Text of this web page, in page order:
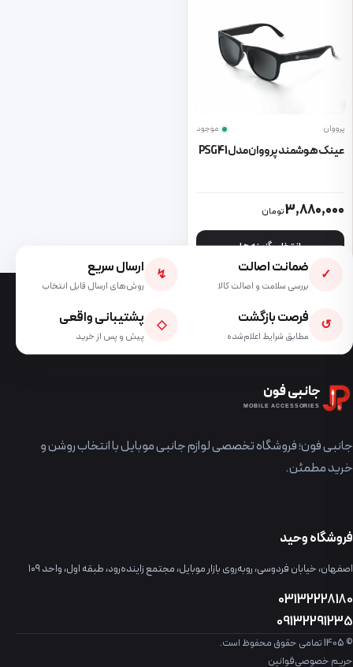
پرووان موجود
عینک هوشمند پرووان مدل PSG41
3,880,000تومان
انتخاب گزینه ها
این محصول دارای انواع مختلفی می باشد. گزینه ها ممکن است در
✓ ضمانت اصالت
بررسی سلامت و اصالت کالا
↯ ارسال سریع
روش‌های ارسال قابل انتخاب
↺ فرصت بازگشت
مطابق شرایط اعلام‌شده
◇ پشتیبانی واقعی
پیش و پس از خرید
جانبی فون
MOBILE ACCESSORIES
جانبی فون؛ فروشگاه تخصصی لوازم جانبی موبایل با انتخاب روشن و
خرید مطمئن.
فروشگاه وحید
اصفهان، خیابان فردوسی، روبه‌روی بازار موبایل، مجتمع زاینده‌رود، طبقه اول، واحد ۱۰۹
03132228180
09132291235
© 1405 تمامی حقوق محفوظ است.
حریم خصوصیقوانین